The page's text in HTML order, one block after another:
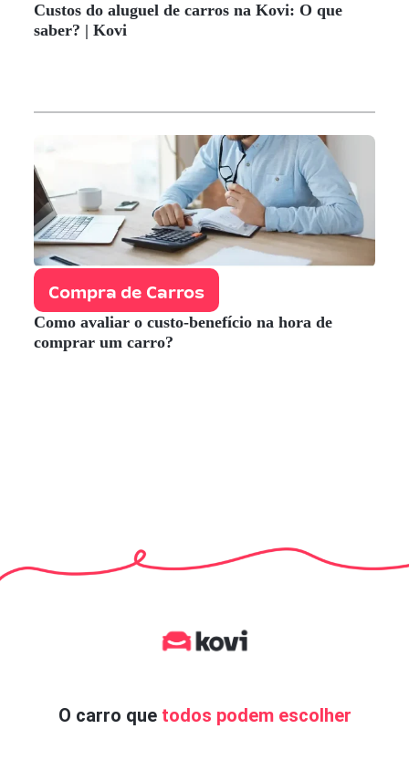
Custos do aluguel de carros na Kovi: O que
saber? | Kovi
Compra de Carros
Como avaliar o custo-benefício na hora de
comprar um carro?
O carro que todos podem escolher